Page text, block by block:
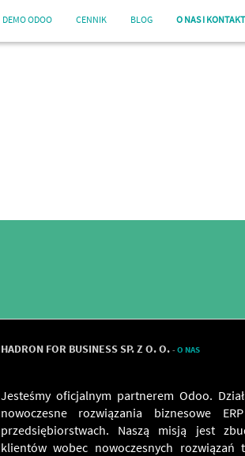
DEMO ODOO CENNIK BLOG O NAS I KONTAKT
HADRON FOR BUSINESS SP. Z O. O. - O NAS
Jesteśmy oficjalnym partnerem Odoo.
nowoczesne rozwiązania biznesowe
przedsiębiorstwach. Naszą misją jest
klientów wobec nowoczesnych rozwiązań